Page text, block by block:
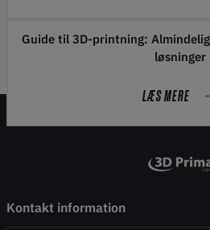
Guide til 3D-printning:
løsninger
LÆS MERE
Kontakt information